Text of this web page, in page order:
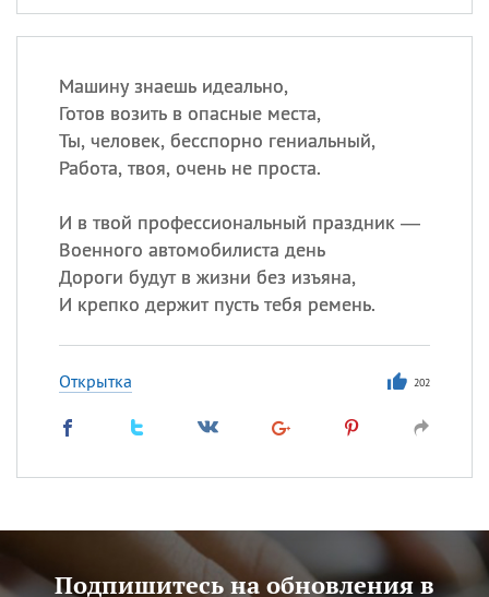
Машину знаешь идеально,
Готов возить в опасные места,
Ты, человек, бесспорно гениальный,
Работа, твоя, очень не проста.
И в твой профессиональный праздник —
Военного автомобилиста день
Дороги будут в жизни без изъяна,
И крепко держит пусть тебя ремень.
Открытка 202
Подпишитесь на обновления в